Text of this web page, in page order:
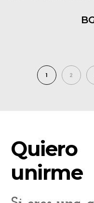
1 2
Quiero
unirme